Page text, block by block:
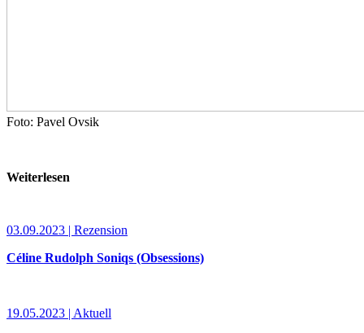
Foto: Pavel Ovsik
Weiterlesen
03.09.2023 | Rezension
Céline Rudolph Soniqs (Obsessions)
19.05.2023 | Aktuell